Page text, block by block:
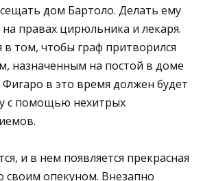
дом Бартоло. Делать ему
на правах цирюльника и лекаря.
в том, чтобы граф притворился
назначенным на постой в доме
в это время должен будет
с помощью нехитрых
и в нем появляется прекрасная
своим опекуном. Внезапно